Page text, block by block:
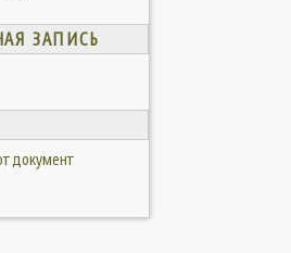
ЗАПИСЬ
документ